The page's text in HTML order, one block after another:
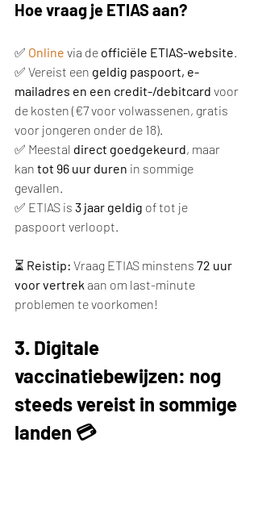
Hoe vraag je ETIAS aan?
✅ Online via de officiële ETIAS-website
✅ Vereist een geldig paspoort, e-
mailadres en een credit-/debitcard voor
de kosten (€7 voor volwassenen, gratis
voor jongeren onder de 18).
✅ Meestal direct goedgekeurd, maar
kan tot 96 uur duren in sommige
gevallen.
✅ ETIAS is 3 jaar geldig of tot je
paspoort verloopt.
⏳ Reistip: Vraag ETIAS minstens 72 uur
voor vertrek aan om last-minute
problemen te voorkomen!
3. Digitale
vaccinatiebewijzen: nog
steeds vereist in sommige
landen 💳